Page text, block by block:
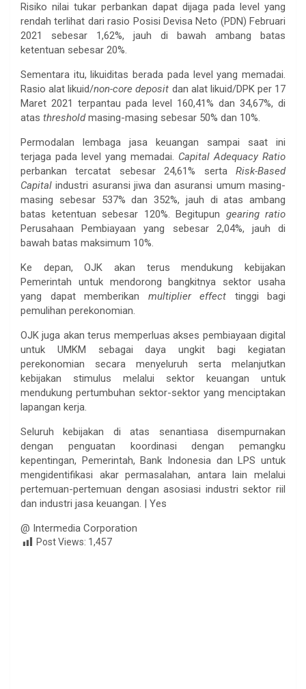
Risiko nilai tukar perbankan dapat dijaga pada level yang
rendah terlihat dari rasio Posisi Devisa Neto (PDN) Februari
2021 sebesar 1,62%, jauh di bawah ambang batas
ketentuan sebesar 20%.
Sementara itu, likuiditas berada pada level yang memadai.
Rasio alat likuid/non-core deposit dan alat likuid/DPK per 17
Maret 2021 terpantau pada level 160,41% dan 34,67%, di
atas thresholdmasing-masing sebesar 50% dan 10%.
Permodalan lembaga jasa keuangan sampai saat ini
terjaga pada level yang memadai. Capital Adequacy Ratio
perbankan tercatat sebesar 24,61% serta Risk-Based
Capitalindustri asuransi jiwa dan asuransi umum masing-
masing sebesar 537% dan 352%, jauh di atas ambang
batas ketentuan sebesar 120%. Begitupun gearing ratio
Perusahaan Pembiayaan yang sebesar 2,04%, jauh di
bawah batas maksimum 10%.
Ke depan, OJK akan terus mendukung kebijakan
Pemerintah untuk mendorong bangkitnya sektor usaha
yang dapat memberikan multiplier effect tinggi bagi
pemulihan perekonomian.
OJK juga akan terus memperluas akses pembiayaan digital
untuk UMKM sebagai daya ungkit bagi kegiatan
perekonomian secara menyeluruh serta melanjutkan
kebijakan stimulus melalui sektor keuangan untuk
mendukung pertumbuhan sektor-sektor yang menciptakan
lapangan kerja.
Seluruh kebijakan di atas senantiasa disempurnakan
dengan penguatan koordinasi dengan pemangku
kepentingan, Pemerintah, Bank Indonesia dan LPS untuk
mengidentifikasi akar permasalahan, antara lain melalui
pertemuan-pertemuan dengan asosiasi industri sektor riil
dan industri jasa keuangan. | Yes
@ Intermedia Corporation
Post Views: 1,457